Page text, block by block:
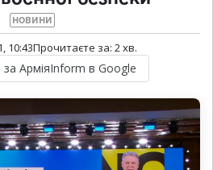
НОВИНИ
10:43Прочитаєте за: 2хв.
за АрміяInform в Google